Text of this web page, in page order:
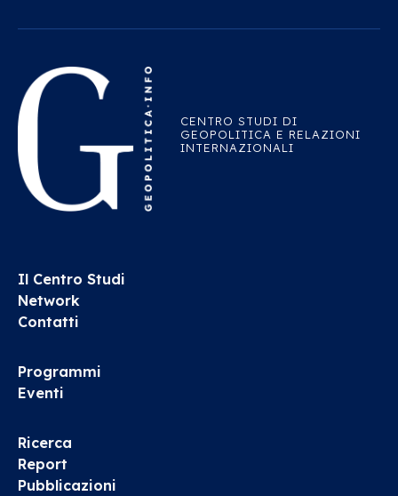
CENTRO STUDI DI
GEOPOLITICA E RELAZIONI
INTERNAZIONALI
Il Centro Studi
Network
Contatti
Programmi
Eventi
Ricerca
Report
Pubblicazioni